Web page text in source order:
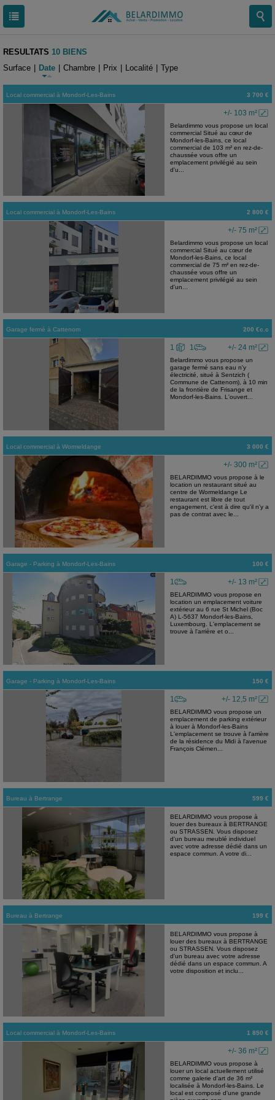
RESULTATS 10 BIENS
Surface
Date Chambre Prix Localité Type
Local commercial à Mondorf-Les-Bains 3 700 €
+/- 103 m²
Belardimmo vous propose un local
commercial Situé au cœur de
Mondorf-les-Bains, ce local
commercial de 103 m² en rez-de-
chaussée vous offre un
emplacement privilégié au sein
d'u...
Local commercial à Mondorf-Les-Bains 2 800 €
+/- 75 m²
Belardimmo vous propose un local
commercial Situé au cœur de
Mondorf-les-Bains, ce local
commercial de 75 m² en rez-de-
chaussée vous offre un
emplacement privilégié au sein
d'un...
Garage fermé à Cattenom 200 €c.c
+/- 24 m²
1 1
Belardimmo vous propose un
garage fermé sans eau n'y
électricité, situé à Sentzich (
Commune de Cattenom), à 10 min
de la frontière de Frisange et
Mondorf-les-Bains. L'ouvert...
Local commercial à Wormeldange 3 000 €
+/- 300 m²
BELARDIMMO vous propose à le
location un restaurant situé au
centre de Wormeldange Le
restaurant est libre de tout
engagement, c'est à dire qu'il n'y a
pas de contrat avec le...
Garage - Parking à Mondorf-Les-Bains 100 €
+/- 13 m²
1
BELARDIMMO vous propose en
location un emplacement voiture
extérieur au 6 rue St Michel (Boc
A) L-5637 Mondorf-les-Bains,
Luxembourg. L'emplacement se
trouve à l'arrière et o...
Garage - Parking à Mondorf-Les-Bains 150 €
+/- 12,5 m²
1
BELARDIMMO vous propose un
emplacement de parking extérieur
à louer à Mondorf-les-Bains
L'emplacement se trouve à l'arrière
de la résidence du Midi à l'avenue
François Clémen...
Bureau à Bertrange 599 €
BELARDIMMO vous propose à
louer des bureaux à BERTRANGE
ou STRASSEN. Vous disposez
d'un bureau meublé individuel
avec votre adresse dédié dans un
espace commun. A votre di...
Bureau à Bertrange 199 €
BELARDIMMO vous propose à
louer des bureaux à BERTRANGE
ou STRASSEN. Vous disposez
d'un bureau avec votre adresse
dédié dans un espace commun. A
votre disposition et inclu...
Local commercial à Mondorf-Les-Bains 1 850 €
+/- 36 m²
BELARDIMMO vous propose à
louer un local actuellement utilisé
comme galerie d'art de 36 m²
localisée à Mondorf-les-Bains. Le
local est composé d'une grande